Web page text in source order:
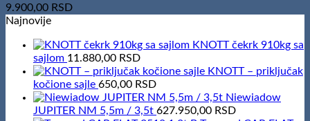
9.900,00 RSD
Najnovije
KNOTT čekrk 910kg sa
sajlom 11.880,00 RSD
KNOTT – priključak
kočione sajle 650,00 RSD
Niewiadow
JUPITER NM 5,5m / 3,5t 627.950,00 RSD